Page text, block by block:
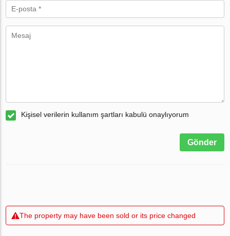
Kişisel verilerin kullanım şartları kabulü onaylıyorum
Gönder
The property may have been sold or its price changed